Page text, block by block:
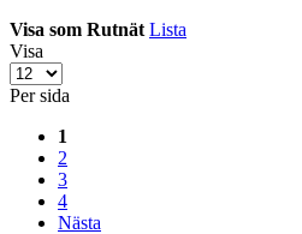
Visa som Rutnät Lista
Visa
Per sida
1
2
3
4
Nästa